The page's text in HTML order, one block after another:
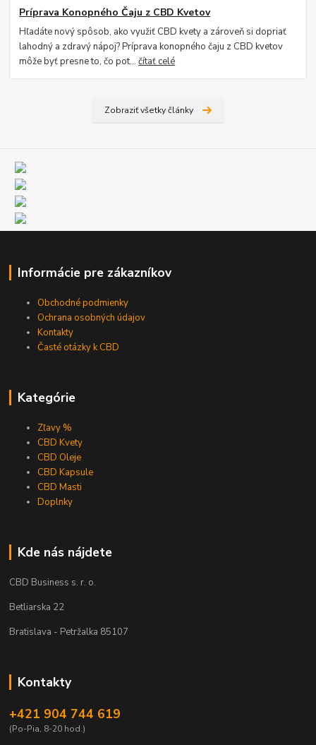
Príprava Konopného Čaju z CBD Kvetov
Hľadáte nový spôsob, ako využiť CBD kvety a zároveň si dopriať
lahodný a zdravý nápoj? Príprava konopného čaju z CBD kvetov
môže byť presne to, čo pot...čítať celé
Zobraziť všetky články
Informácie pre zákazníkov
Obchodné podmienky
Ochrana osobných údajov
Kontakty
Časté otázky k CBD
Kategórie
Zľavy %
CBD Kvety
CBD Oleje
CBD Kapsule
CBD Masti
Doplnky
Kde nás nájdete
CBD Business s. r. o.
Betliarska 22
Bratislava - Petržalka 85107
Kontakty
+421 904 744 619
(Po-Pia, 8-20 hod.)